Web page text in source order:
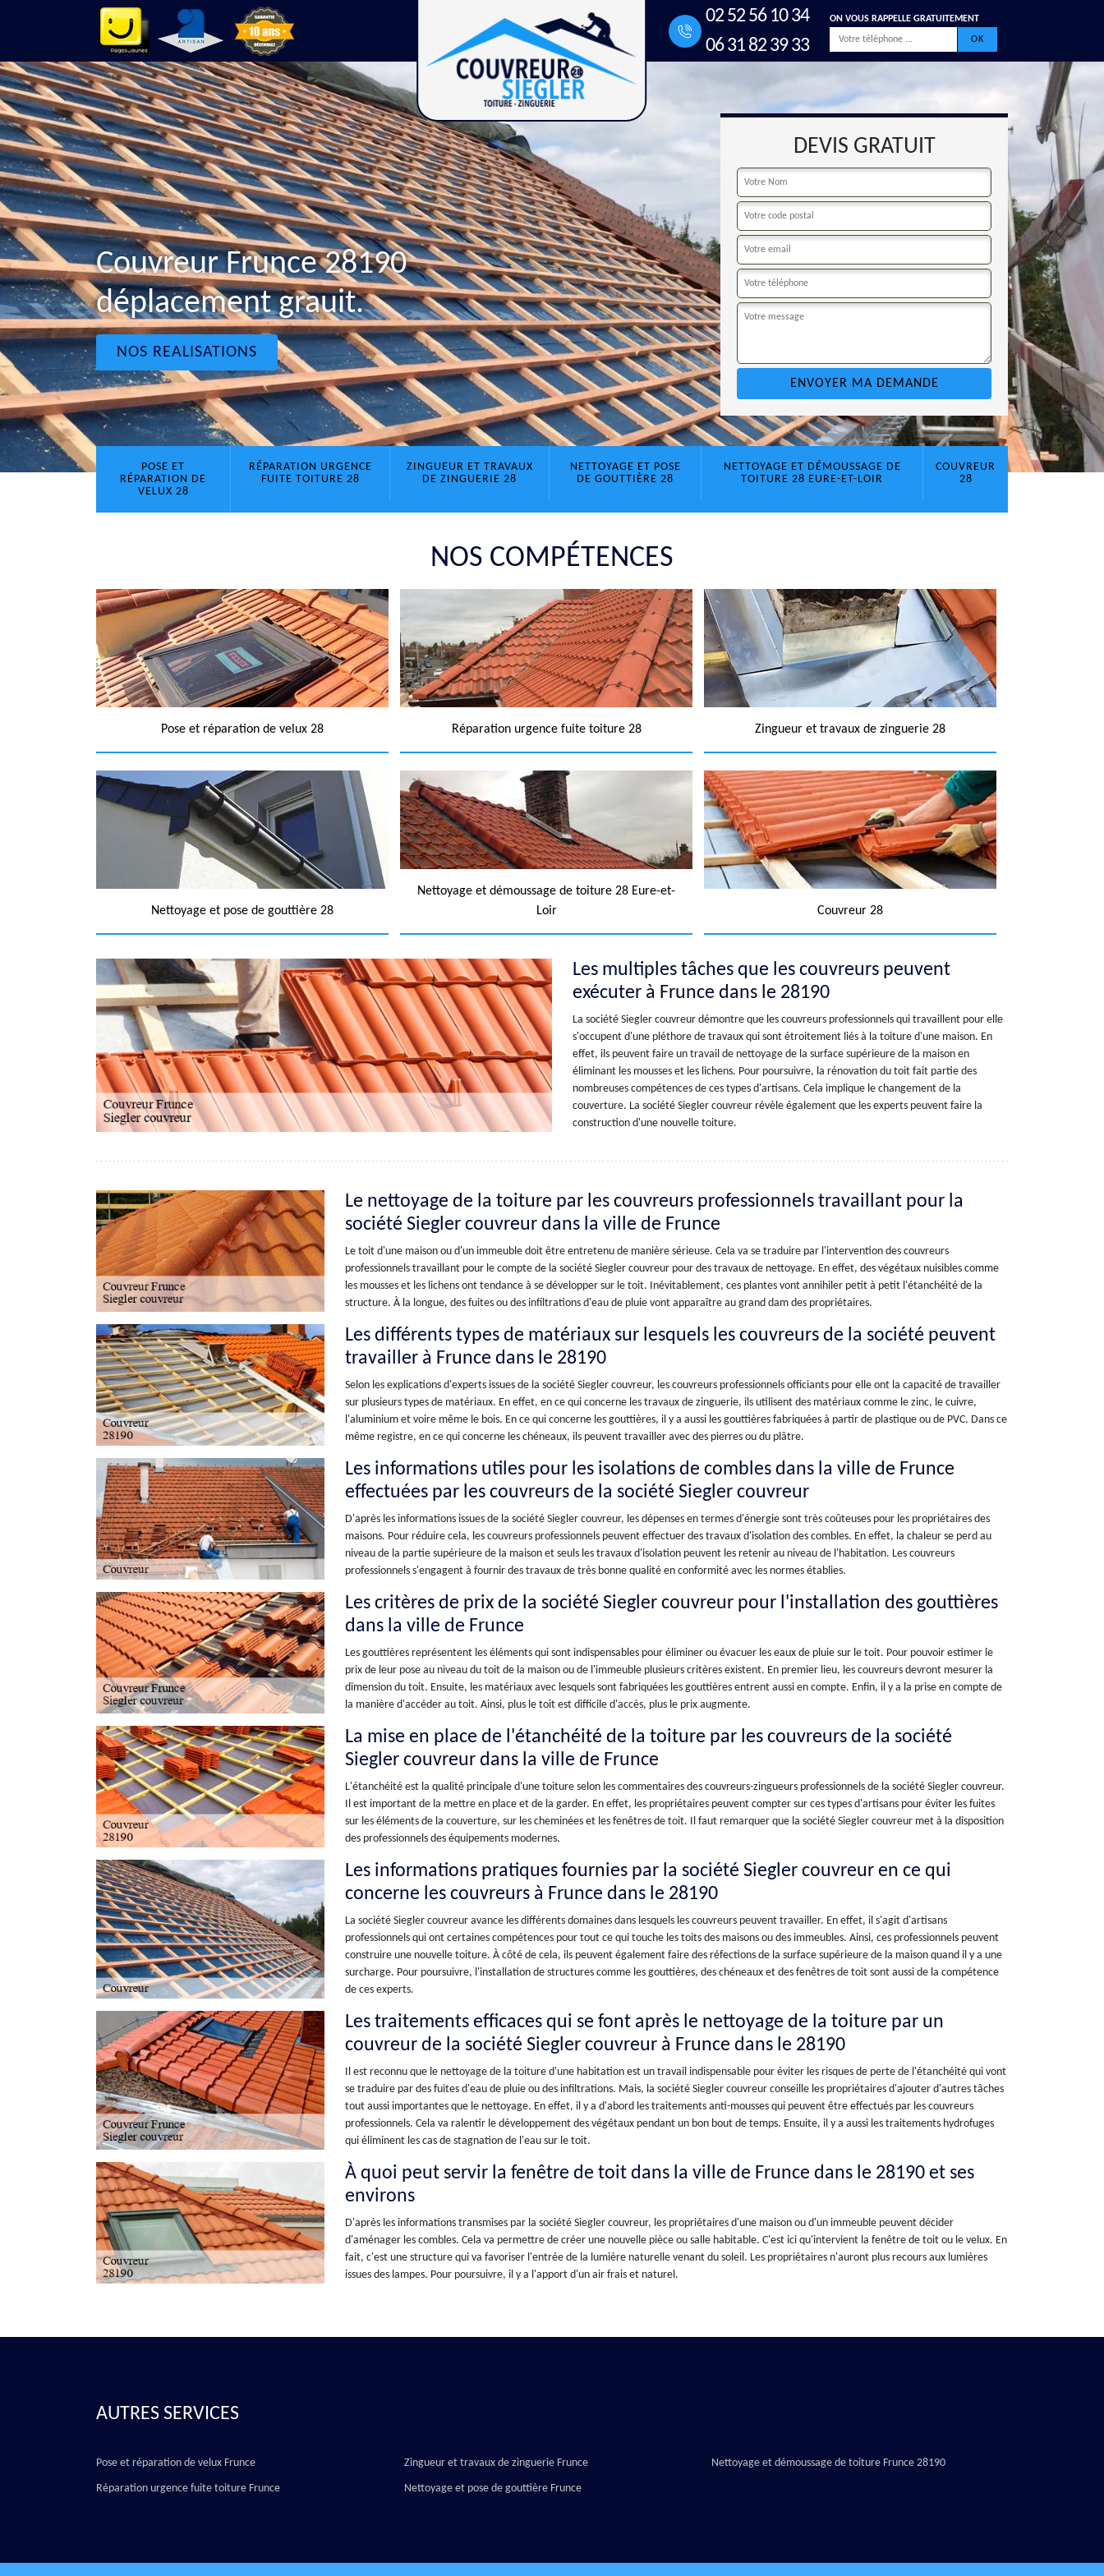
02 52 56 10 34
06 31 82 39 33
ON VOUS RAPPELLE GRATUITEMENT
Couvreur Frunce 28190
déplacement grauit.
NOS REALISATIONS
DEVIS GRATUIT
POSE ET
RÉPARATION DE
VELUX 28
RÉPARATION URGENCE
FUITE TOITURE 28
ZINGUEUR ET TRAVAUX
DE ZINGUERIE 28
NETTOYAGE ET POSE
DE GOUTTIÈRE 28
NETTOYAGE ET DÉMOUSSAGE DE
TOITURE 28 EURE-ET-LOIR
COUVREUR
28
NOS COMPÉTENCES
Pose et réparation de velux 28 Réparation urgence fuite toiture 28 Zingueur et travaux de zinguerie 28
Nettoyage et pose de gouttière 28
Nettoyage et démoussage de toiture 28 Eure-et-
Loir
Couvreur 28
Les multiples tâches que les couvreurs peuvent
exécuter à Frunce dans le 28190
La société Siegler couvreur démontre que les couvreurs professionnels qui travaillent pour elle
s'occupent d'une pléthore de travaux qui sont étroitement liés à la toiture d'une maison. En
effet, ils peuvent faire un travail de nettoyage de la surface supérieure de la maison en
éliminant les mousses et les lichens. Pour poursuivre, la rénovation du toit fait partie des
nombreuses compétences de ces types d'artisans. Cela implique le changement de la
couverture. La société Siegler couvreur révèle également que les experts peuvent faire la
construction d'une nouvelle toiture.
Le nettoyage de la toiture par les couvreurs professionnels travaillant pour la
société Siegler couvreur dans la ville de Frunce
Le toit d'une maison ou d'un immeuble doit être entretenu de manière sérieuse. Cela va se traduire par l'intervention des couvreurs
professionnels travaillant pour le compte de la société Siegler couvreur pour des travaux de nettoyage. En effet, des végétaux nuisibles comme
les mousses et les lichens ont tendance à se développer sur le toit. Inévitablement, ces plantes vont annihiler petit à petit l'étanchéité de la
structure. À la longue, des fuites ou des infiltrations d'eau de pluie vont apparaître au grand dam des propriétaires.
Les différents types de matériaux sur lesquels les couvreurs de la société peuvent
travailler à Frunce dans le 28190
Selon les explications d'experts issues de la société Siegler couvreur, les couvreurs professionnels officiants pour elle ont la capacité de travailler
sur plusieurs types de matériaux. En effet, en ce qui concerne les travaux de zinguerie, ils utilisent des matériaux comme le zinc, le cuivre,
l'aluminium et voire même le bois. En ce qui concerne les gouttières, il y a aussi les gouttières fabriquées à partir de plastique ou de PVC. Dans ce
même registre, en ce qui concerne les chéneaux, ils peuvent travailler avec des pierres ou du plâtre.
Les informations utiles pour les isolations de combles dans la ville de Frunce
effectuées par les couvreurs de la société Siegler couvreur
D'après les informations issues de la société Siegler couvreur, les dépenses en termes d'énergie sont très coûteuses pour les propriétaires des
maisons. Pour réduire cela, les couvreurs professionnels peuvent effectuer des travaux d'isolation des combles. En effet, la chaleur se perd au
niveau de la partie supérieure de la maison et seuls les travaux d'isolation peuvent les retenir au niveau de l'habitation. Les couvreurs
professionnels s'engagent à fournir des travaux de très bonne qualité en conformité avec les normes établies.
Les critères de prix de la société Siegler couvreur pour l'installation des gouttières
dans la ville de Frunce
Les gouttières représentent les éléments qui sont indispensables pour éliminer ou évacuer les eaux de pluie sur le toit. Pour pouvoir estimer le
prix de leur pose au niveau du toit de la maison ou de l'immeuble plusieurs critères existent. En premier lieu, les couvreurs devront mesurer la
dimension du toit. Ensuite, les matériaux avec lesquels sont fabriquées les gouttières entrent aussi en compte. Enfin, il y a la prise en compte de
la manière d'accéder au toit. Ainsi, plus le toit est difficile d'accès, plus le prix augmente.
La mise en place de l'étanchéité de la toiture par les couvreurs de la société
Siegler couvreur dans la ville de Frunce
L'étanchéité est la qualité principale d'une toiture selon les commentaires des couvreurs-zingueurs professionnels de la société Siegler couvreur.
Il est important de la mettre en place et de la garder. En effet, les propriétaires peuvent compter sur ces types d'artisans pour éviter les fuites
sur les éléments de la couverture, sur les cheminées et les fenêtres de toit. Il faut remarquer que la société Siegler couvreur met à la disposition
des professionnels des équipements modernes.
Les informations pratiques fournies par la société Siegler couvreur en ce qui
concerne les couvreurs à Frunce dans le 28190
La société Siegler couvreur avance les différents domaines dans lesquels les couvreurs peuvent travailler. En effet, il s'agit d'artisans
professionnels qui ont certaines compétences pour tout ce qui touche les toits des maisons ou des immeubles. Ainsi, ces professionnels peuvent
construire une nouvelle toiture. À côté de cela, ils peuvent également faire des réfections de la surface supérieure de la maison quand il y a une
surcharge. Pour poursuivre, l'installation de structures comme les gouttières, des chéneaux et des fenêtres de toit sont aussi de la compétence
de ces experts.
Les traitements efficaces qui se font après le nettoyage de la toiture par un
couvreur de la société Siegler couvreur à Frunce dans le 28190
Il est reconnu que le nettoyage de la toiture d'une habitation est un travail indispensable pour éviter les risques de perte de l'étanchéité qui vont
se traduire par des fuites d'eau de pluie ou des infiltrations. Mais, la société Siegler couvreur conseille les propriétaires d'ajouter d'autres tâches
tout aussi importantes que le nettoyage. En effet, il y a d'abord les traitements anti-mousses qui peuvent être effectués par les couvreurs
professionnels. Cela va ralentir le développement des végétaux pendant un bon bout de temps. Ensuite, il y a aussi les traitements hydrofuges
qui éliminent les cas de stagnation de l'eau sur le toit.
À quoi peut servir la fenêtre de toit dans la ville de Frunce dans le 28190 et ses
environs
D'après les informations transmises par la société Siegler couvreur, les propriétaires d'une maison ou d'un immeuble peuvent décider
d'aménager les combles. Cela va permettre de créer une nouvelle pièce ou salle habitable. C'est ici qu'intervient la fenêtre de toit ou le velux. En
fait, c'est une structure qui va favoriser l'entrée de la lumière naturelle venant du soleil. Les propriétaires n'auront plus recours aux lumières
issues des lampes. Pour poursuivre, il y a l'apport d'un air frais et naturel.
AUTRES SERVICES
Pose et réparation de velux Frunce
Réparation urgence fuite toiture Frunce
Zingueur et travaux de zinguerie Frunce
Nettoyage et pose de gouttière Frunce
Nettoyage et démoussage de toiture Frunce 28190